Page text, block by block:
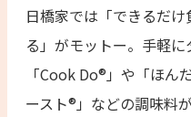
日橋家では「できるだ
る」がモットー。手軽に
「Cook Do®」や「ほん
ースト®」などの調味料